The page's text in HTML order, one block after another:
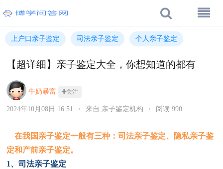
上户口亲子鉴定 司法亲子鉴定 个人亲子鉴定
【超详细】亲子鉴定大全，你想知道的都有
牛奶暴富 关注
2024年10月08日 16:51 • 来自:亲子鉴定机构 • 阅读 990
在我国亲子鉴定一般有三种：司法亲子鉴定、隐私亲子鉴
定和产前亲子鉴定。
1、司法亲子鉴定